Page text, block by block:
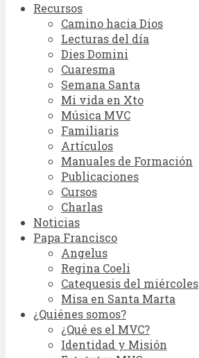
Recursos
Camino hacia Dios
Lecturas del día
Dies Domini
Cuaresma
Semana Santa
Mi vida en Xto
Música MVC
Familiaris
Artículos
Manuales de Formación
Publicaciones
Cursos
Charlas
Noticias
Papa Francisco
Angelus
Regina Coeli
Catequesis del miércoles
Misa en Santa Marta
¿Quiénes somos?
¿Qué es el MVC?
Identidad y Misión